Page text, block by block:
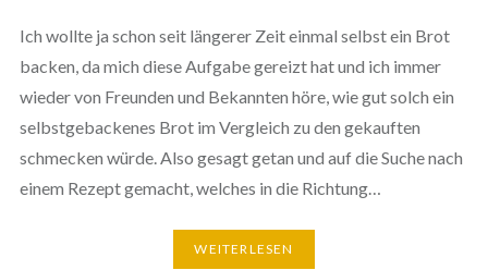
Ich wollte ja schon seit längerer Zeit einmal selbst ein Brot
backen, da mich diese Aufgabe gereizt hat und ich immer
wieder von Freunden und Bekannten höre, wie gut solch ein
selbst­ge­ba­cke­nes Brot im Vergleich zu den gekauften
schmecken würde. Also gesagt getan und auf die Suche nach
einem Rezept gemacht, welches in die Richtung…
WEI­TER­LE­SEN